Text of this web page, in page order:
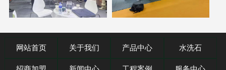
网站首页 关于我们 产品中心 水洗石